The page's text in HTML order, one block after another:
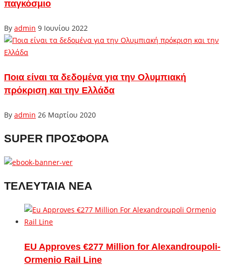
παγκόσμιο
By admin 9 Ιουνίου 2022
Ποια είναι τα δεδομένα για την Ολυμπιακή
πρόκριση και την Ελλάδα
By admin 26 Μαρτίου 2020
SUPER ΠΡΟΣΦΟΡΑ
ΤΕΛΕΥΤΑΙΑ ΝΕΑ
EU Approves €277 Million for Alexandroupoli-
Ormenio Rail Line